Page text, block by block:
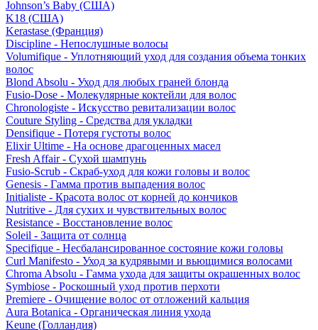
Johnson’s Baby (США)
K18 (США)
Kerastase (Франция)
Discipline - Непослушные волосы
Volumifique - Уплотняющий уход для создания объема тонких
волос
Blond Absolu - Уход для любых граней блонда
Fusio-Dose - Молекулярные коктейли для волос
Chronologiste - Искусство ревитализации волос
Couture Styling - Средства для укладки
Densifique - Потеря густоты волос
Elixir Ultime - На основе драгоценных масел
Fresh Affair - Сухой шампунь
Fusio-Scrub - Скраб-уход для кожи головы и волос
Genesis - Гамма против выпадения волос
Initialiste - Красота волос от корней до кончиков
Nutritive - Для сухих и чувствительных волос
Resistance - Восстановление волос
Soleil - Защита от солнца
Specifique - Несбалансированное состояние кожи головы
Curl Manifesto - Уход за кудрявыми и вьющимися волосами
Chroma Absolu - Гамма ухода для защиты окрашенных волос
Symbiose - Роскошный уход против перхоти
Premiere - Очищение волос от отложений кальция
Aura Botanica - Органическая линия ухода
Keune (Голландия)